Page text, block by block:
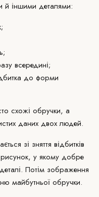
й іншими деталями:
всередині;
до форми
схожі обручки, а
даних двох людей.
зі зняття відбитків
рисунок, у якому добре
Потім зображення
майбутньої обручки.